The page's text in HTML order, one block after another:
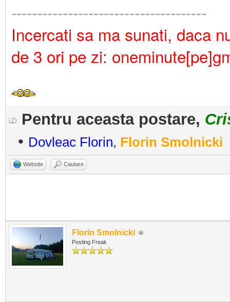
--------------------------------------
Incercati sa ma sunati, daca
de 3 ori pe zi:
Pentru aceasta postare,
• Dovleac Florin, Florin Smolnicki
Website Cautare
Florin Smolnicki
Posting Freak